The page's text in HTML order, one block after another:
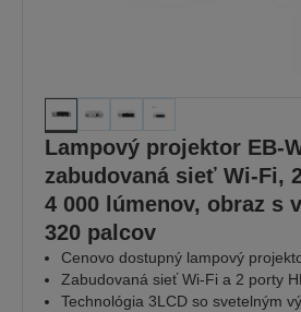
Lampový projektor EB-
zabudovaná sieť Wi-Fi,
4 000 lúmenov, obraz s
320 palcov
Cenovo dostupný lampový
Zabudovaná sieť Wi-Fi a 2 porty
Technológia 3LCD so svetelným